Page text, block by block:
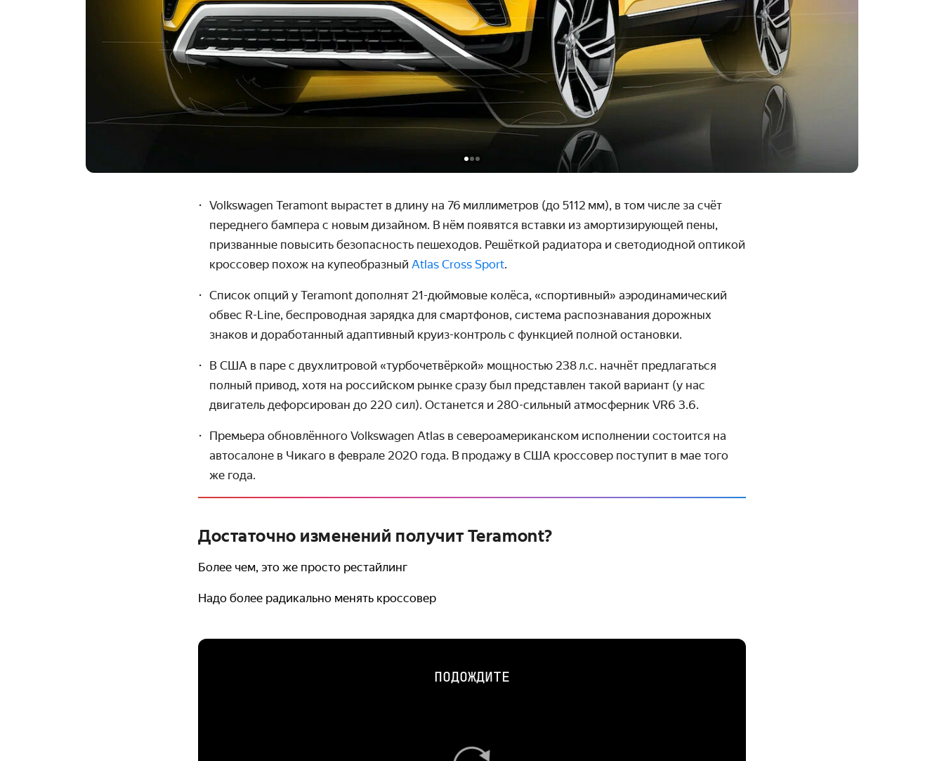
Volkswagen Teramont вырастет в длину на 76 милли­метров (до 5112 мм), в том числе за счёт
переднего бампера с новым дизайном. В нём появятся вставки из аморти­зирующей пены,
призванные повысить безопас­ность пешеходов. Решёткой радиатора и свето­диодной оптикой
кроссовер похож на купе­образный Atlas Cross Sport.
Список опций у Teramont дополнят 21-дюймовые колёса, «спортивный» аэро­дина­мический
обвес R-Line, беспровод­ная зарядка для смартфонов, система распо­знавания дорожных
знаков и доработан­ный адаптивный круиз-контроль с функцией полной остановки.
В США в паре с двухлитровой «турбо­­четвёркой» мощностью 238 л.с. начнёт пред­лагаться
полный привод, хотя на россий­ском рынке сразу был пред­ставлен такой вариант (у нас
двигатель дефорси­рован до 220 сил). Останется и 280-сильный атмосферник VR6 3.6.
Премьера обновлённого Volkswagen Atlas в северо­американ­ском исполнении состоится на
автосалоне в Чикаго в феврале 2020 года. В продажу в США кроссовер поступит в мае того
же года.
Достаточно изменений получит Teramont?
Более чем, это же просто рестайлинг
Надо более радикально менять кроссовер
ПОДОЖДИТЕ